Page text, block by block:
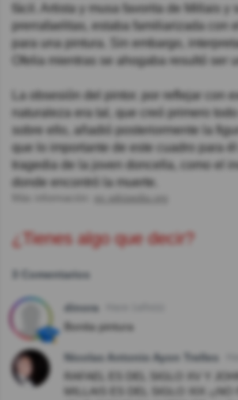
fácil. Artista y musa favorita de Millais y
prerrafaelitas, estaba familiarizada con
para una pintura. Sin embargo,
Ofelia mientras se ahogaba resultó ser
La obsesión del pintor. por reflejar con
naturaleza era tal, que creó primero
sobre ello, añadió posteriormente la
que lo importante de este cuadro para
tragedia de la joven doncella, como el
donde encontró la muerte.
¿Tienes algo que decir?
3 Comentarios
dinora
Bonita pintura
Nicolas Antonio Ayon Trelles
RAFAEL ES DEL SIGLO XV Y
MILLAIS ES DEL SIGLO XIX ¡¡NO